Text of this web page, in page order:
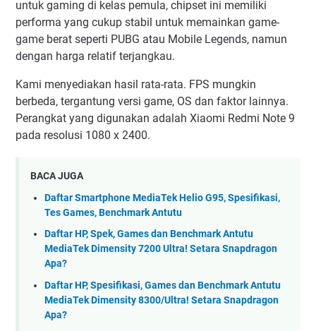
untuk gaming di kelas pemula, chipset ini memiliki
performa yang cukup stabil untuk memainkan game-
game berat seperti PUBG atau Mobile Legends, namun
dengan harga relatif terjangkau.
Kami menyediakan hasil rata-rata. FPS mungkin
berbeda, tergantung versi game, OS dan faktor lainnya.
Perangkat yang digunakan adalah Xiaomi Redmi Note 9
pada resolusi 1080 x 2400.
BACA JUGA
Daftar Smartphone MediaTek Helio G95, Spesifikasi,
Tes Games, Benchmark Antutu
Daftar HP, Spek, Games dan Benchmark Antutu
MediaTek Dimensity 7200 Ultra! Setara Snapdragon
Apa?
Daftar HP, Spesifikasi, Games dan Benchmark Antutu
MediaTek Dimensity 8300/Ultra! Setara Snapdragon
Apa?